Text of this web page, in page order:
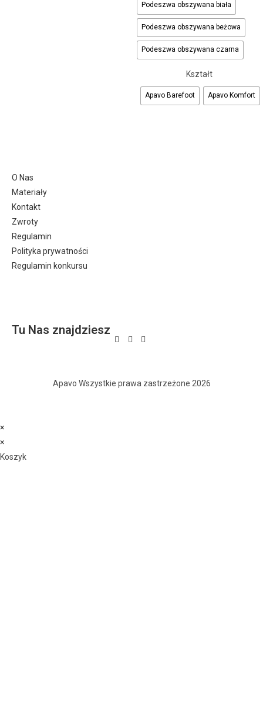
Podeszwa obszywana biała
Podeszwa obszywana beżowa
Podeszwa obszywana czarna
Kształt
Apavo Barefoot Apavo Komfort
O Nas
Materiały
Kontakt
Zwroty
Regulamin
Polityka prywatności
Regulamin konkursu
Tu Nas znajdziesz
Apavo Wszystkie prawa zastrzeżone 2026
×
×
Koszyk